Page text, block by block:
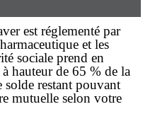
est réglementé par
et les
sociale prend en
hauteur de 65 % de la
solde restant pouvant
mutuelle selon votre